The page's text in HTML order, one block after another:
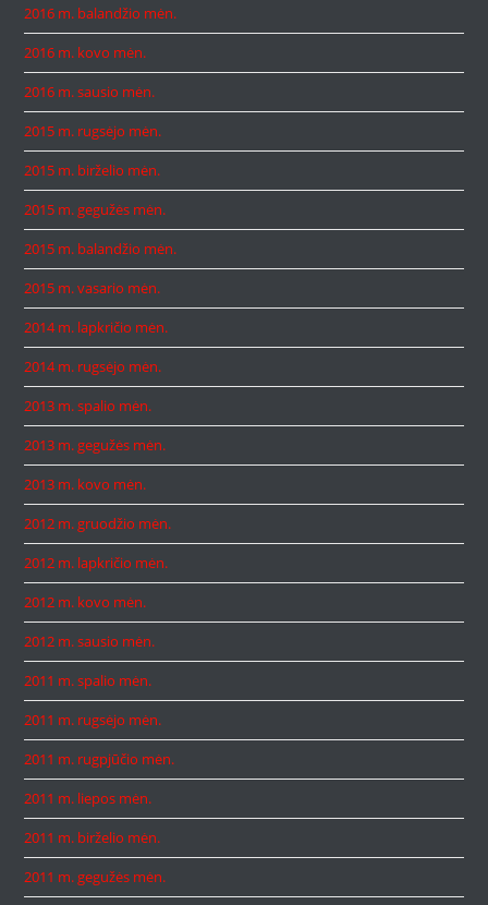
2016 m. balandžio mėn.
2016 m. kovo mėn.
2016 m. sausio mėn.
2015 m. rugsėjo mėn.
2015 m. birželio mėn.
2015 m. gegužės mėn.
2015 m. balandžio mėn.
2015 m. vasario mėn.
2014 m. lapkričio mėn.
2014 m. rugsėjo mėn.
2013 m. spalio mėn.
2013 m. gegužės mėn.
2013 m. kovo mėn.
2012 m. gruodžio mėn.
2012 m. lapkričio mėn.
2012 m. kovo mėn.
2012 m. sausio mėn.
2011 m. spalio mėn.
2011 m. rugsėjo mėn.
2011 m. rugpjūčio mėn.
2011 m. liepos mėn.
2011 m. birželio mėn.
2011 m. gegužės mėn.